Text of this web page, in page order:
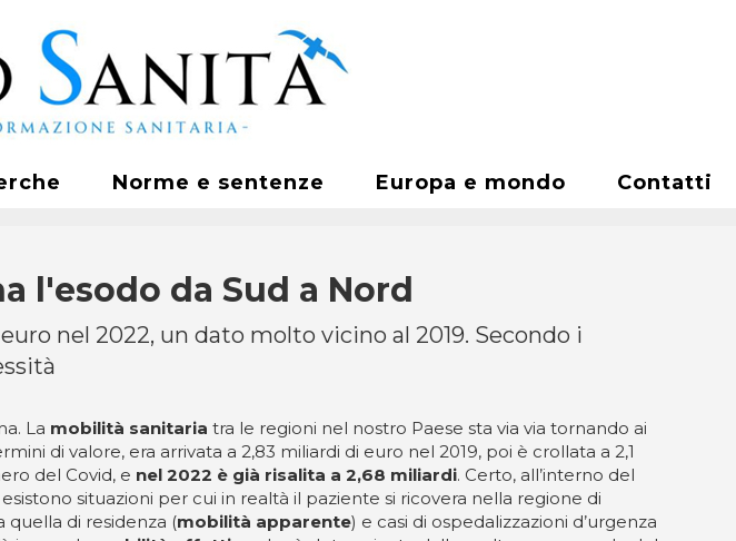
Norme e sentenze Europa e mondo Contatti
l'esodo da Sud a Nord
nel 2022, un dato molto vicino al 2019. Secondo i
La mobilità sanitaria tra le regioni nel nostro Paese sta via via tornando ai
di valore, era arrivata a 2,83 miliardi di euro nel 2019, poi è crollata a 2,1
del Covid, e nel 2022 è già risalita a 2,68 miliardi. Certo, all’interno del
situazioni per cui in realtà il paziente si ricovera nella regione di
quella di residenza (mobilità apparente) e casi di ospedalizzazioni d’urgenza